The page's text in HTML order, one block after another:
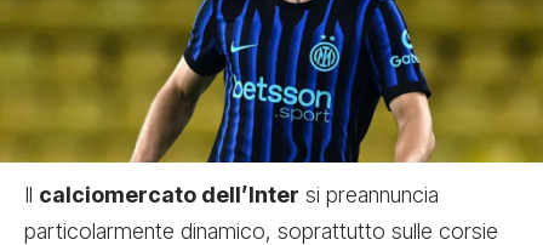
Il calciomercato dell’Inter si preannuncia
particolarmente dinamico, soprattutto sulle corsie